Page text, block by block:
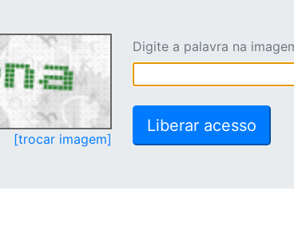
[trocar imagem]
Digite a palavra na